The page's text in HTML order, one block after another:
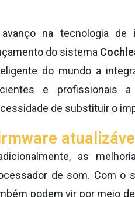
na tecnologia
do sistema
do mundo a
e profissionais
de substituir o
as
de som. Com o
podem vir por meio de